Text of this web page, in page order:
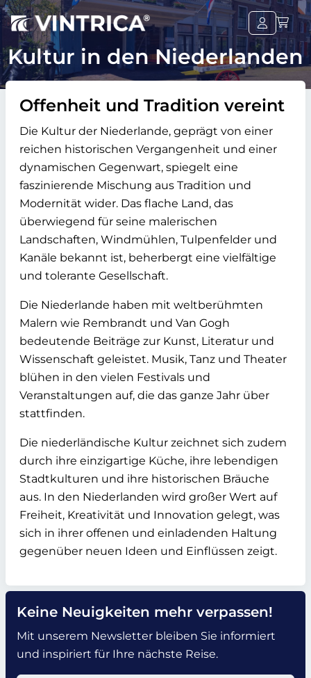
Kultur in den Niederlanden
Offenheit und Tradition vereint
Die Kultur der Niederlande, geprägt von einer
reichen historischen Vergangenheit und einer
dynamischen Gegenwart, spiegelt eine
faszinierende Mischung aus Tradition und
Modernität wider. Das flache Land, das
überwiegend für seine malerischen
Landschaften, Windmühlen, Tulpenfelder und
Kanäle bekannt ist, beherbergt eine vielfältige
und tolerante Gesellschaft.
Die Niederlande haben mit weltberühmten
Malern wie Rembrandt und Van Gogh
bedeutende Beiträge zur Kunst, Literatur und
Wissenschaft geleistet. Musik, Tanz und Theater
blühen in den vielen Festivals und
Veranstaltungen auf, die das ganze Jahr über
stattfinden.
Die niederländische Kultur zeichnet sich zudem
durch ihre einzigartige Küche, ihre lebendigen
Stadtkulturen und ihre historischen Bräuche
aus. In den Niederlanden wird großer Wert auf
Freiheit, Kreativität und Innovation gelegt, was
sich in ihrer offenen und einladenden Haltung
gegenüber neuen Ideen und Einflüssen zeigt.
Keine Neuigkeiten mehr verpassen!
Mit unserem Newsletter bleiben Sie informiert
und inspiriert für Ihre nächste Reise.